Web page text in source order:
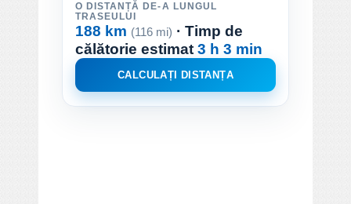
O DISTANȚĂ DE-A LUNGUL
TRASEULUI
188 km (116 mi) · Timp de
călătorie estimat3 h 3 min
CALCULAȚI DISTANȚA